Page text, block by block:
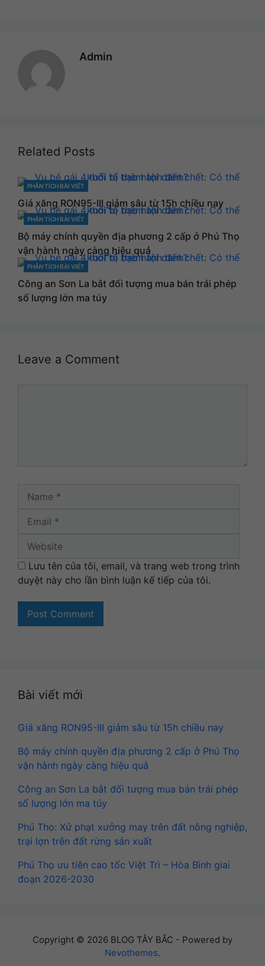
Admin
Related Posts
CATEGORIES
PHÂN TÍCH BÀI VIẾT
Giá xăng RON95-III giảm sâu từ 15h chiều nay
CATEGORIES
PHÂN TÍCH BÀI VIẾT
Bộ máy chính quyền địa phương 2 cấp ở Phú Thọ
vận hành ngày càng hiệu quả
CATEGORIES
PHÂN TÍCH BÀI VIẾT
Công an Sơn La bắt đối tượng mua bán trái phép
số lượng lớn ma túy
Leave a Comment
Name
Lưu tên của tôi, email, và trang web trong trình
duyệt này cho lần bình luận kế tiếp của tôi.
Bài viết mới
Giá xăng RON95-III giảm sâu từ 15h chiều nay
Bộ máy chính quyền địa phương 2 cấp ở Phú Thọ
vận hành ngày càng hiệu quả
Công an Sơn La bắt đối tượng mua bán trái phép
số lượng lớn ma túy
Phú Thọ: Xử phạt xưởng may trên đất nông nghiệp,
trại lợn trên đất rừng sản xuất
Phú Thọ ưu tiên cao tốc Việt Trì – Hòa Bình giai
đoạn 2026-2030
Copyright © 2026 BLOG TÂY BẮC - Powered by
Nevothemes.